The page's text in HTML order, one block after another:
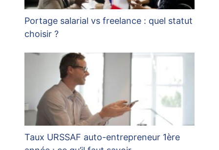
Portage salarial vs freelance : quel statut
choisir ?
Taux URSSAF auto-entrepreneur 1ère